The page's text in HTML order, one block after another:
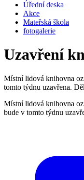
Úřední deska
Akce
Mateřská škola
fotogalerie
Uzavření
Místní lidová knihovna
tomto týdnu uzavřena.
Místní lidová knihovna
bude v tomto týdnu